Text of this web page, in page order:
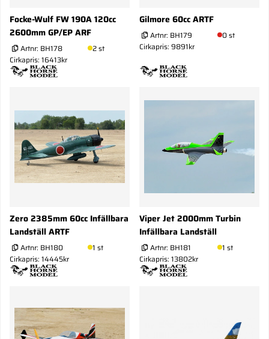
Focke-Wulf FW 190A 120cc
2600mm GP/EP ARF
Artnr: BH178
2 st
Cirkapris: 16413kr
Gilmore 60cc ARTF
Artnr: BH179
0 st
Cirkapris: 9891kr
Zero 2385mm 60cc Infällbara
Landställ ARTF
Artnr: BH180
1 st
Cirkapris: 14445kr
Viper Jet 2000mm Turbin
Infällbara Landställ
Artnr: BH181
1 st
Cirkapris: 13802kr